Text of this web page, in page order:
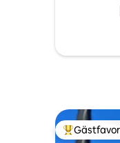
för en
Populär